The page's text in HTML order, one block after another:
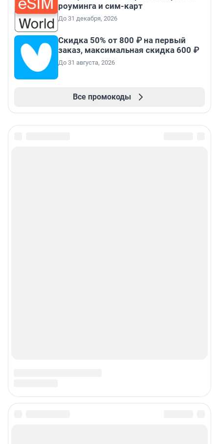
роуминга и сим-карт
До 31 декабря, 2026
Скидка 50% от 800 ₽ на первый
заказ, максимальная скидка 600 ₽
До 31 августа, 2026
Все промокоды